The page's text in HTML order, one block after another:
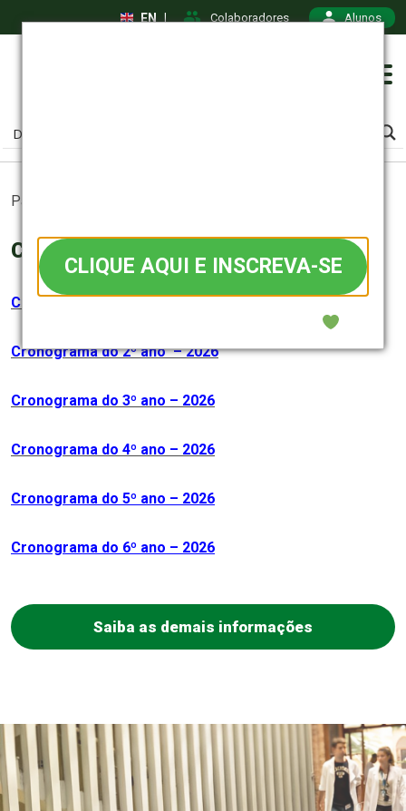
CLIQUE AQUI E INSCREVA-SE
Colaboradores Alunos
EN |
Página inicial
Cronogramas: Medicina
Cronograma do 1º ano – 2026
Cronogramado 2º ano – 2026
Cronograma do 3º ano – 2026
Cronograma do 4º ano – 2026
Cronograma do 5º ano – 2026
Cronograma do 6º ano – 2026
Saiba as demais informações